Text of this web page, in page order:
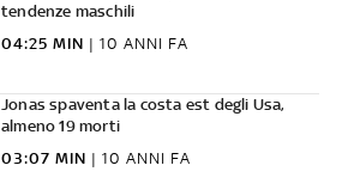
tendenze maschili
04:25 MIN | 10 ANNI FA
Jonas spaventa la costa est degli Usa,
almeno 19 morti
03:07 MIN | 10 ANNI FA